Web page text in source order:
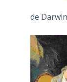
de